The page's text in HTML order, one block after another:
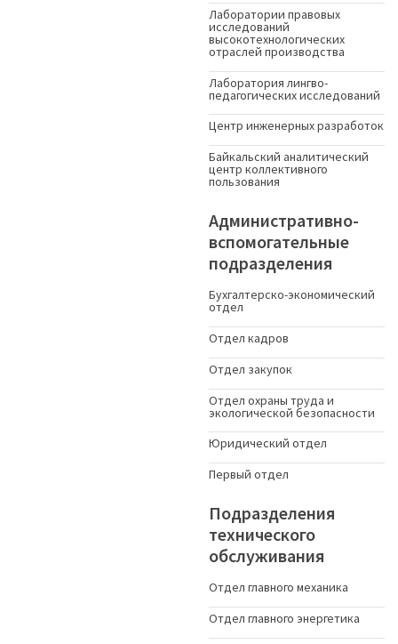
Лаборатории правовых
исследований
высокотехнологических
отраслей производства
Лаборатория лингво-
педагогических исследований
Центр инженерных разработок
Байкальский аналитический
центр коллективного
пользования
Административно-
вспомогательные
подразделения
Бухгалтерско-экономический
отдел
Отдел кадров
Отдел закупок
Отдел охраны труда и
экологической безопасности
Юридический отдел
Первый отдел
Подразделения
технического
обслуживания
Отдел главного механика
Отдел главного энергетика